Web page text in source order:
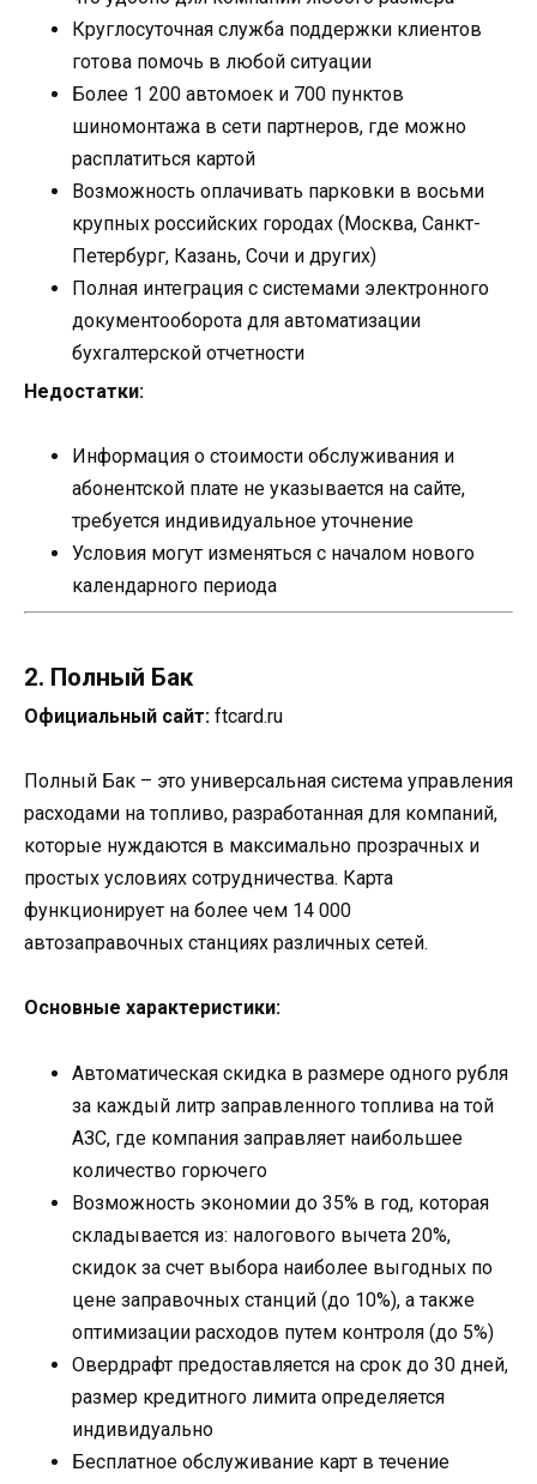
Круглосуточная служба поддержки клиентов
готова помочь в любой ситуации
Более 1 200 автомоек и 700 пунктов
шиномонтажа в сети партнеров, где можно
расплатиться картой
Возможность оплачивать парковки в восьми
крупных российских городах (Москва, Санкт-
Петербург, Казань, Сочи и других)
Полная интеграция с системами электронного
документооборота для автоматизации
бухгалтерской отчетности
Недостатки:
Информация о стоимости обслуживания и
абонентской плате не указывается на сайте,
требуется индивидуальное уточнение
Условия могут изменяться с началом нового
календарного периода
2. Полный Бак
Официальный сайт: ftcard.ru
Полный Бак – это универсальная система управления
расходами на топливо, разработанная для компаний,
которые нуждаются в максимально прозрачных и
простых условиях сотрудничества. Карта
функционирует на более чем 14 000
автозаправочных станциях различных сетей.
Основные характеристики:
Автоматическая скидка в размере одного рубля
за каждый литр заправленного топлива на той
АЗС, где компания заправляет наибольшее
количество горючего
Возможность экономии до 35% в год, которая
складывается из: налогового вычета 20%,
скидок за счет выбора наиболее выгодных по
цене заправочных станций (до 10%), а также
оптимизации расходов путем контроля (до 5%)
Овердрафт предоставляется на срок до 30 дней,
размер кредитного лимита определяется
индивидуально
Бесплатное обслуживание карт в течение